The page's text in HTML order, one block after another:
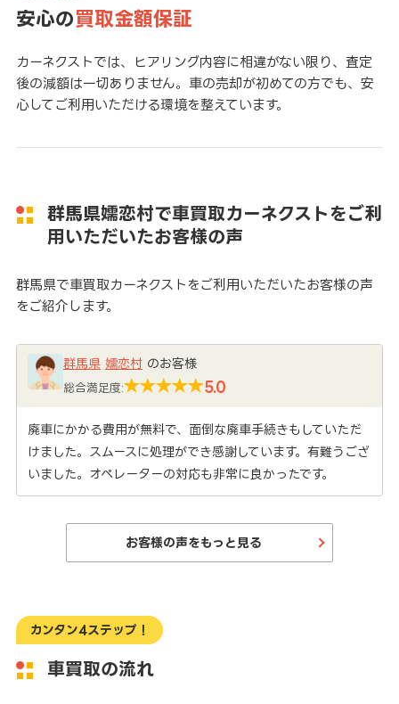
安心の買取金額保証
カーネクストでは、ヒアリング内容に相違がない限り、査定
後の減額は一切ありません。車の売却が初めての方でも、安
心してご利用いただける環境を整えています。
群馬県嬬恋村で車買取カーネクストをご利
用いただいたお客様の声
群馬県で車買取カーネクストをご利用いただいたお客様の声
をご紹介します。
群馬県 嬬恋村のお客様
総合満足度: 5.0
廃車にかかる費用が無料で、面倒な廃車手続きもしていただ
けました。スムースに処理ができ感謝しています。有難うござ
いました。オペレーターの対応も非常に良かったです。
お客様の声をもっと見る
カンタン4ステップ！
車買取の流れ